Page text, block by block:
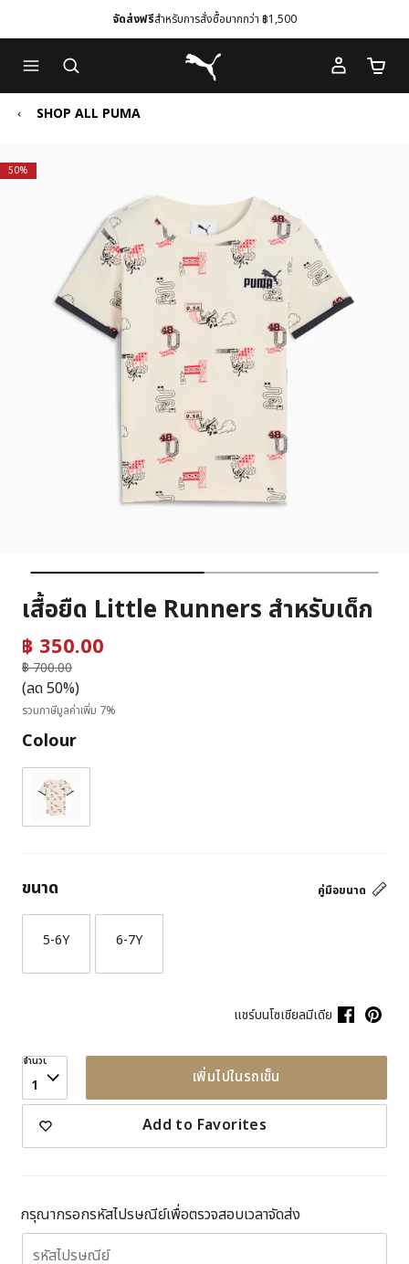
to
Main
content
to
Footer
Content
จัดส่งฟรีสำหรับการสั่งซื้อมากกว่า ฿1,500
Puma โฮม
จำนว
SHOP ALL PUMA
50%
เสื้อยืด Little Runners สำหรับเด็ก
฿ 350.00
฿ 700.00
ถึง
(ลด 50%)
รวมภาษีมูลค่าเพิ่ม 7%
Colour
คู่มือขนาด
ขนาด
5-6Y 6-7Y
แชร์บนโซเชียลมีเดีย
จำนวน
1 เพิ่มไปในรถเข็น
Add to Favorites
กรุณากรอกรหัสไปรษณีย์เพื่อตรวจสอบเวลาจัดส่ง